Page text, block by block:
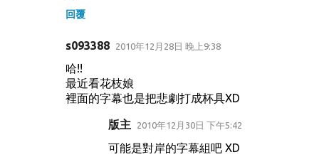
回覆
s093388 2010年12月28日 晚上9:38
哈!!
最近看花枝娘
裡面的字幕也是把悲劇打成杯具XD
版主 2010年12月30日 下午5:42
可能是對岸的字幕組吧 XD